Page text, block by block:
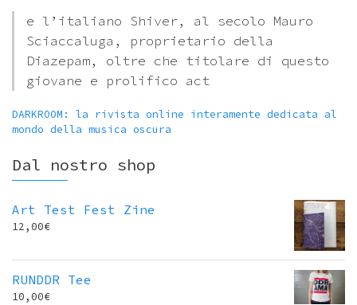
e l’italiano Shiver, al secolo Mauro
Sciaccaluga, proprietario della
Diazepam, oltre che titolare di questo
giovane e prolifico act
DARKROOM: la rivista online interamente dedicata al
mondo della musica oscura
Dal nostro shop
Art Test Fest Zine
12,00€
RUNDDR Tee
10,00€